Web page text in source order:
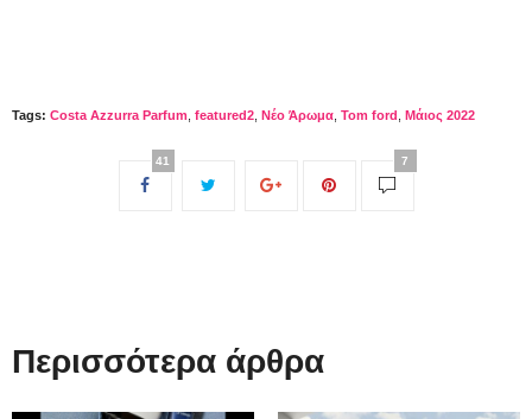
Tags: Costa Azzurra Parfum featured2 Nέο Άρωμα Tom ford Μάιος 2022
41 7
Περισσότερα άρθρα